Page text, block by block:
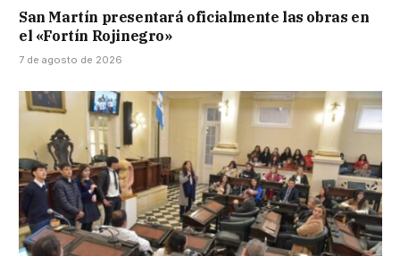
San Martín presentará oficialmente las obras en
el «Fortín Rojinegro»
7 de agosto de 2026